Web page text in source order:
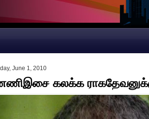
June 1, 2010
கலக்க